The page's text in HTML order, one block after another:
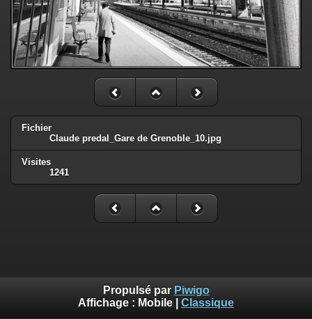
Fichier
Claude predal_Gare de Grenoble_10.jpg
Visites
1241
Propulsé par Piwigo
Affichage : Mobile Classique